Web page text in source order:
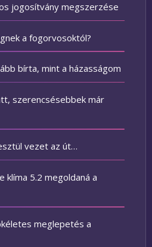
jogosítvány megszerzése
a fogorvosoktól?
bírta, mint a házasságom
szerencsésebbek már
vezet az út…
klíma 5.2 megoldaná a
meglepetés a